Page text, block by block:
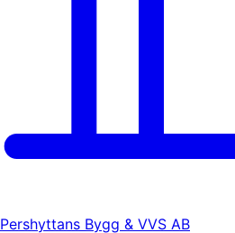
Pershyttans Bygg & VVS AB